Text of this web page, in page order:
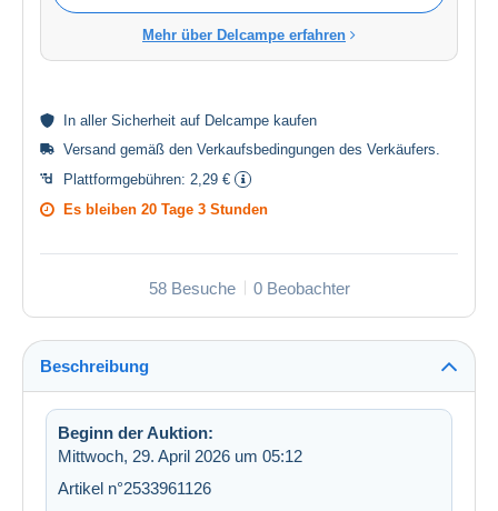
Mehr über Delcampe erfahren
In aller Sicherheit auf Delcampe kaufen
Versand gemäß den Verkaufsbedingungen des Verkäufers
Plattformgebühren: 2,29 €
Es bleiben 20 Tage 3 Stunden
58 Besuche 0 Beobachter
Beschreibung
Beginn der Auktion:
Mittwoch, 29. April 2026 um 05:12
Artikel n°2533961126